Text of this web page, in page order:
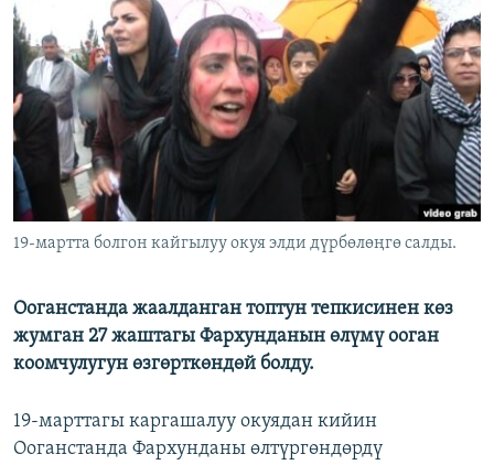
ЭЖЕ-СИҢДИЛЕР
АЗАТТЫК+
ЫҢГАЙСЫЗ СУРООЛОР
ОНЛАЙН ШЕРИНЕ
ЭЕ/АРнун бардык сайттары
19-мартта болгон кайгылуу окуя элди дүрбөлөңгө салды.
Ооганстанда жаалданган топтун тепкисинен көз
жумган 27 жаштагы Фархунданын өлүмү ооган
коомчулугун өзгөрткөндөй болду.
19-марттагы каргашалуу окуядан кийин
Ооганстанда Фархунданы өлтүргөндөрдү